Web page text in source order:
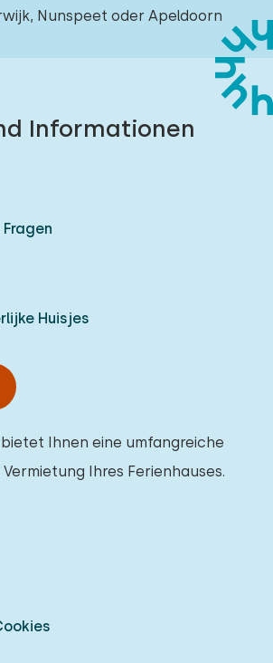
Nunspeet oder Apeldoorn
Informationen
Huisjes
bietet Ihnen eine umfangreiche
Ihres Ferienhauses.